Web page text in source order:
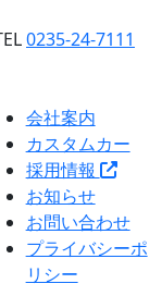
0235-24-7111
会社案内
カスタムカー
採用情報
お知らせ
お問い合わせ
プライバシーポ
リシー